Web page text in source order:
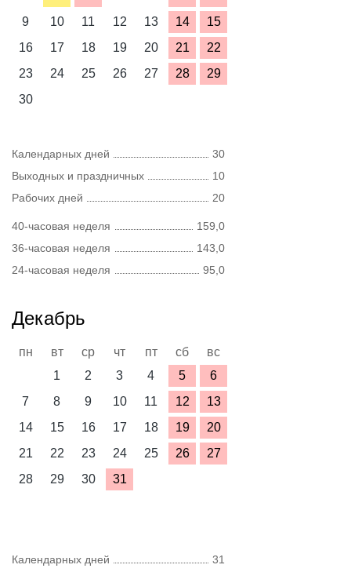
9
10 11 12 13 14
15
16
17 18 19 20 21
22
23
24 25 26 27 28
29
30
Календарных дней
30
Выходных и праздничных
10
Рабочих дней
20
40-часовая неделя
159,0
36-часовая неделя
143,0
24-часовая неделя
95,0
Декабрь
пн вт ср чт пт сб
вс
1
2 3 4 5
6
7
8 9 10 11 12
13
14
15 16 17 18 19
20
21
22 23 24 25 26
27
28
29 30 31
Календарных дней
31